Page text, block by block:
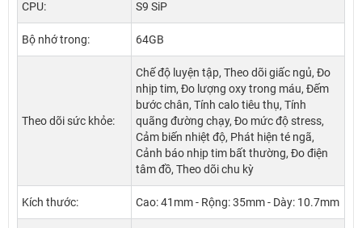
CPU: S9 SiP
Bộ nhớ trong: 64GB
Theo dõi sức khỏe:
Chế độ luyện tập, Theo dõi giấc ngủ, Đo
nhịp tim, Đo lượng oxy trong máu, Đếm
bước chân, Tính calo tiêu thụ, Tính
quãng đường chạy, Đo mức độ stress,
Cảm biến nhiệt độ, Phát hiện té ngã,
Cảnh báo nhịp tim bất thường, Đo điện
tâm đồ, Theo dõi chu kỳ
Kích thước: Cao: 41mm - Rộng: 35mm - Dày: 10.7mm